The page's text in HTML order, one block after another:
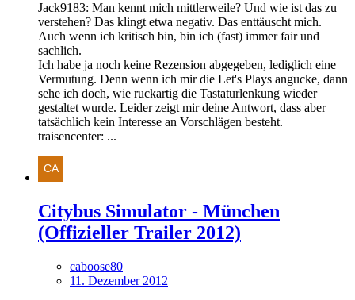
Jack9183: Man kennt mich mittlerweile? Und wie ist das zu
verstehen? Das klingt etwa negativ. Das enttäuscht mich.
Auch wenn ich kritisch bin, bin ich (fast) immer fair und
sachlich.
Ich habe ja noch keine Rezension abgegeben, lediglich eine
Vermutung. Denn wenn ich mir die Let's Plays angucke, dann
sehe ich doch, wie ruckartig die Tastaturlenkung wieder
gestaltet wurde. Leider zeigt mir deine Antwort, dass aber
tatsächlich kein Interesse an Vorschlägen besteht.
traisencenter: ...
Citybus Simulator - München
(Offizieller Trailer 2012)
caboose80
11. Dezember 2012